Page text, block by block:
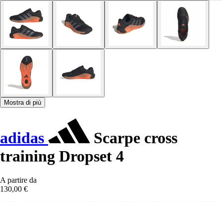
Mostra di più
adidas
Scarpe cross
training Dropset 4
A partire da
130,00 €